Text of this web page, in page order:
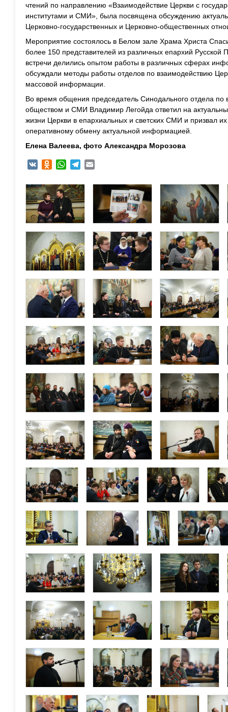
чтений по направлению «Взаимодействие Церкви с
институтами и СМИ», была посвящена обсуждению
Церковно-государственных и Церковно-общественных
Мероприятие состоялось в Белом зале Храма Христа
более 150 представителей из различных епархий Русской
встречи делились опытом работы в различных сферах
обсуждали методы работы отделов по взаимодействию
массовой информации.
Во время общения председатель Синодального отдела
обществом и СМИ Владимир Легойда ответил на
жизни Церкви в епархиальных и светских СМИ и призвал
оперативному обмену актуальной информацией.
Елена Валеева, фото Александра Морозова
VK Odnoklassniki
WhatsAppTelegram